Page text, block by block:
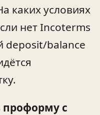
каких условиях
нет Incoterms
deposit/balance
с